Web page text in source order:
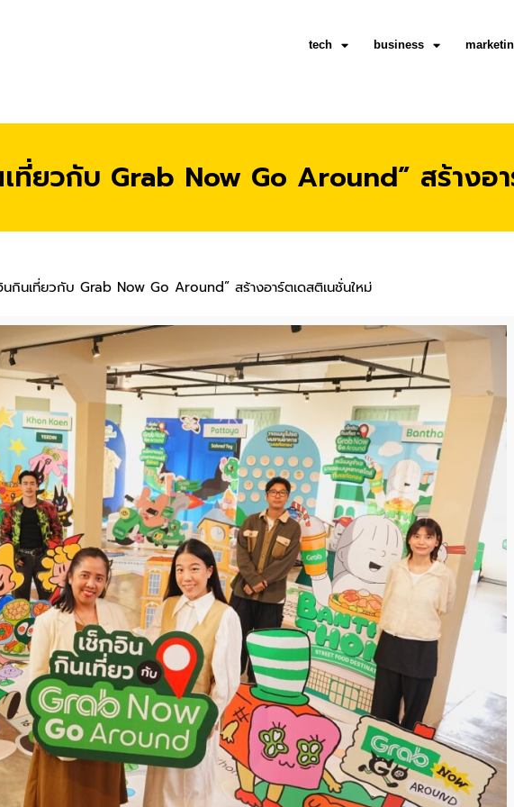
tech business
ที่ยวกับ Grab Now Go Around” สร้างอ
นกินเที่ยวกับ Grab Now Go Around” สร้างอาร์ตเดสติเนชั่นใหม่